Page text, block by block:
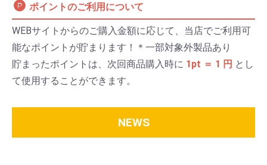
ポイントのご利用について
WEBサイトからのご購入金額に応じて、当店でご利用可
能なポイントが貯まります！＊一部対象外製品あり
貯まったポイントは、次回商品購入時に 1pt ＝ 1 円 とし
て使用することができます。
NEWS